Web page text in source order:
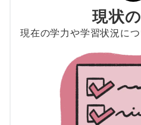
現状
現在の学力や学習状況につ